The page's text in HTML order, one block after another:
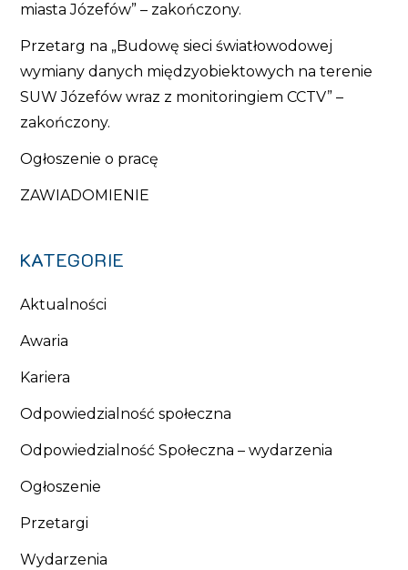
miasta Józefów” – zakończony.
Przetarg na „Budowę sieci światłowodowej
wymiany danych międzyobiektowych na terenie
SUW Józefów wraz z monitoringiem CCTV” –
zakończony.
Ogłoszenie o pracę
ZAWIADOMIENIE
KATEGORIE
Aktualności
Awaria
Kariera
Odpowiedzialność społeczna
Odpowiedzialność Społeczna – wydarzenia
Ogłoszenie
Przetargi
Wydarzenia